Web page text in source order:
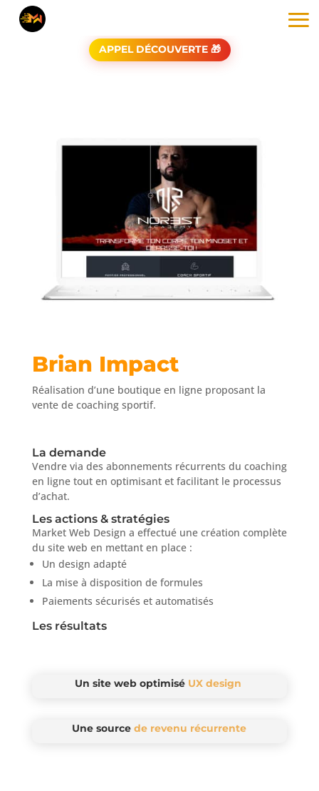
APPEL DÉCOUVERTE 🎁
Brian Impact
Réalisation d’une boutique en ligne proposant la
vente de coaching sportif.
La demande
Vendre via des abonnements récurrents du coaching
en ligne tout en optimisant et facilitant le processus
d’achat.
Les actions & stratégies
Market Web Design a effectué une création complète
du site web en mettant en place :
Un design adapté
La mise à disposition de formules
Paiements sécurisés et automatisés
Les résultats
Un site web optimisé UX design
Une sourcede revenu récurrente